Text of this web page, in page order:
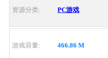
资源分类: PC游戏
游戏容量: 466.86 M